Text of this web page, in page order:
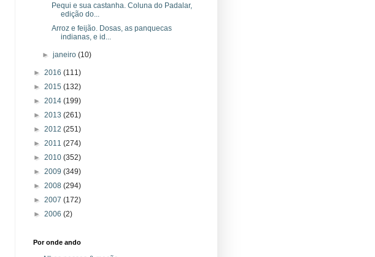
Pequi e sua castanha. Coluna do Padalar,
edição do...
Arroz e feijão. Dosas, as panquecas
indianas, e id...
►janeiro(10)
► 2016 (111)
► 2015 (132)
► 2014 (199)
► 2013 (261)
► 2012 (251)
► 2011 (274)
► 2010 (352)
► 2009 (349)
► 2008 (294)
► 2007 (172)
► 2006 (2)
Por onde ando